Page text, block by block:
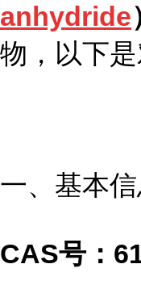
anhydride
物，以下是
一、基本
CAS号：